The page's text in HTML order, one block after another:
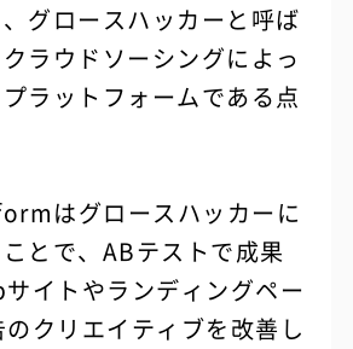
グロースハッカーと呼ば
ラウドソーシングによっ
ラットフォームである点
はグロースハッカーに
とで、ABテストで成果
イトやランディングペー
クリエイティブを改善し